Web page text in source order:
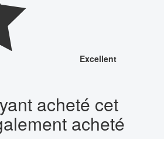
Excellent
acheté cet
acheté